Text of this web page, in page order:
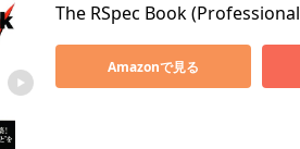
The RSpec Book
Amazonで見る